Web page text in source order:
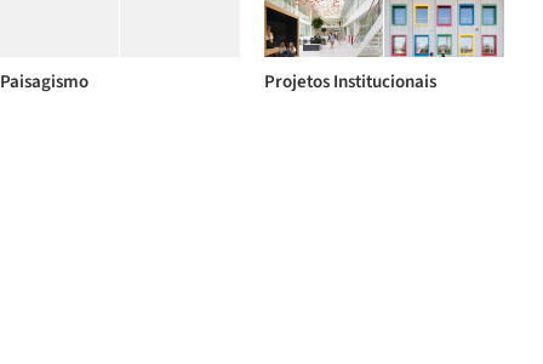
Paisagismo Projetos Institucionais